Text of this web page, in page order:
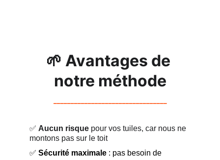
🌱 Avantages de
notre méthode
✅ Aucun risque pour vos tuiles, car nous ne
montons pas sur le toit
✅ Sécurité maximale : pas besoin de